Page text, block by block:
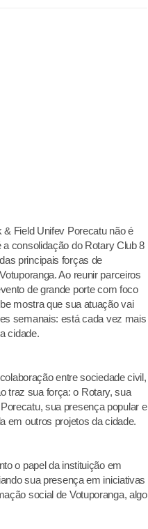
& Field Unifev Porecatu não é
consolidação do Rotary Club 8
principais forças de
Ao reunir parceiros
de grande porte com foco
mostra que sua atuação vai
semanais: está cada vez mais
cidade.
entre sociedade civil,
traz sua força: o Rotary, sua
sua presença popular e
em outros projetos da cidade.
o papel da instituição em
sua presença em iniciativas
social de Votuporanga, algo